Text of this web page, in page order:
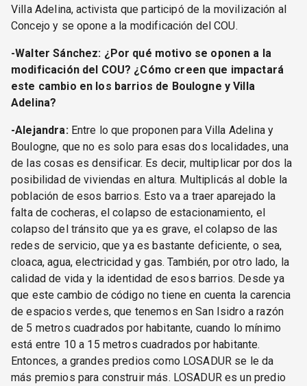
Villa Adelina, activista que participó de la movilización al
Concejo y se opone a la modificación del COU.
-Walter Sánchez: ¿Por qué motivo se oponen a la
modificación del COU? ¿Cómo creen que impactará
este cambio en los barrios de Boulogne y Villa
Adelina?
-Alejandra:Entre lo que proponen para Villa Adelina y
Boulogne, que no es solo para esas dos localidades, una
de las cosas es densificar. Es decir, multiplicar por dos la
posibilidad de viviendas en altura. Multiplicás al doble la
población de esos barrios. Esto va a traer aparejado la
falta de cocheras, el colapso de estacionamiento, el
colapso del tránsito que ya es grave, el colapso de las
redes de servicio, que ya es bastante deficiente, o sea,
cloaca, agua, electricidad y gas. También, por otro lado, la
calidad de vida y la identidad de esos barrios. Desde ya
que este cambio de código no tiene en cuenta la carencia
de espacios verdes, que tenemos en San Isidro a razón
de 5 metros cuadrados por habitante, cuando lo mínimo
está entre 10 a 15 metros cuadrados por habitante.
Entonces, a grandes predios como LOSADUR se le da
más premios para construir más. LOSADUR es un predio